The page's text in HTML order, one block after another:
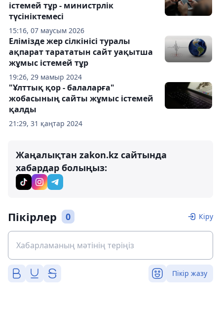
15:16, 07 маусым 2026
істемей тұр - министрлік
түсініктемесі
19:26, 29 мамыр 2024
Елімізде жер сілкінісі туралы
ақпарат тарататын сайт уақытша
жұмыс істемей тұр
21:29, 31 қаңтар 2024
"Ұлттық қор - балаларға"
жобасының сайты жұмыс істемей
қалды
Жаңалықтан zakon.kz сайтында
хабардар болыңыз:
Пікірлер 0 Кіру
Пікір жазу